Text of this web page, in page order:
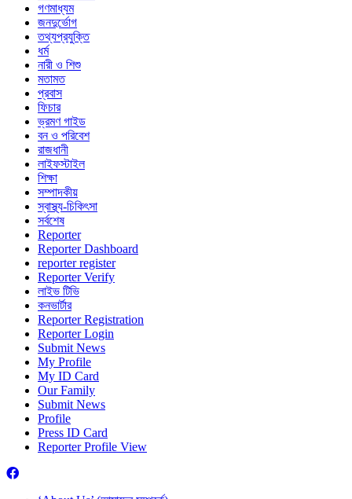
গণমাধ্যম
জনদুর্ভোগ
তথ্যপ্রযুক্তি
ধর্ম
নারী ও শিশু
মতামত
প্রবাস
ফিচার
ভ্রমণ গাইড
বন ও পরিবেশ
রাজধানী
লাইফস্টাইল
শিক্ষা
সম্পাদকীয়
স্বাস্থ্য-চিকিৎসা
সর্বশেষ
Reporter
Reporter Dashboard
reporter register
Reporter Verify
লাইভ টিভি
কনভার্টার
Reporter Registration
Reporter Login
Submit News
My Profile
My ID Card
Our Family
Submit News
Profile
Press ID Card
Reporter Profile View